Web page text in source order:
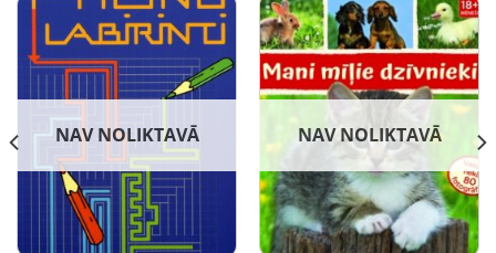
NAV NOLIKTAVĀ NAV NOLIKTAVĀ